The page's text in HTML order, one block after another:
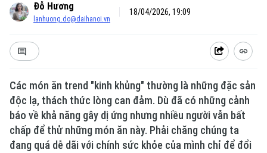
Xu hướng
Đỗ Hương
lanhuong.do@daihanoi.vn
18/04/2026, 19:09
Các món ăn trend "kinh khủng" thường là những đặc sản
độc lạ, thách thức lòng can đảm. Dù đã có những cảnh
báo về khả năng gây dị ứng nhưng nhiều người vẫn bất
chấp để thử những món ăn này. Phải chăng chúng ta
đang quá dễ dãi với chính sức khỏe của mình chỉ để đổi